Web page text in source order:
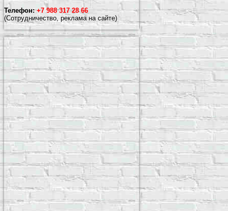
Телефон: +7 988 317 28 66
(Сотрудничество, реклама на сайте)